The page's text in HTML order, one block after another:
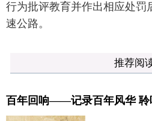
行为批评教育并作出相应处罚
速公路。
推荐阅
百年回响——记录百年风华 聆